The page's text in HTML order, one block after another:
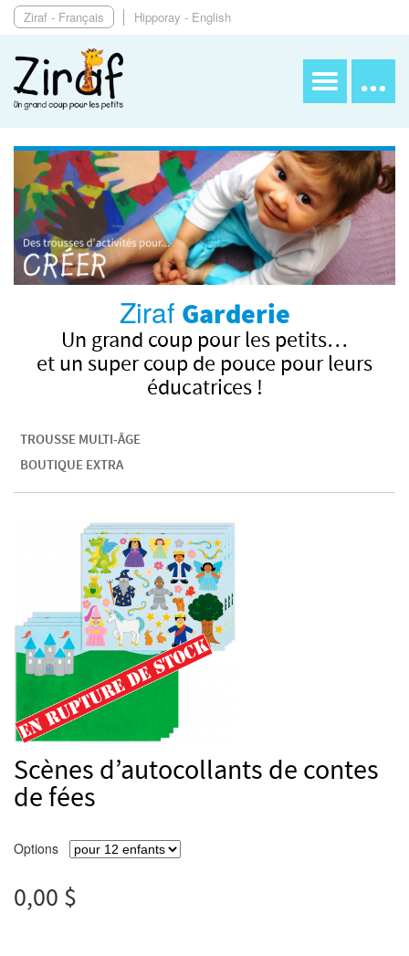
Ziraf - Français Hipporay - English
Ziraf Garderie
Un grand coup pour les petits…
et un super coup de pouce pour leurs
éducatrices !
TROUSSE MULTI-ÂGE
BOUTIQUE EXTRA
Scènes d’autocollants de contes
de fées
Options
0,00 $